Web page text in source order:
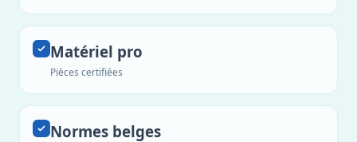
Matériel pro
Pièces certifiées
Normes belges